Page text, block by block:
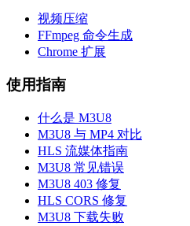
视频压缩
FFmpeg 命令生成
Chrome 扩展
使用指南
什么是 M3U8
M3U8 与 MP4 对比
HLS 流媒体指南
M3U8 常见错误
M3U8 403 修复
HLS CORS 修复
M3U8 下载失败